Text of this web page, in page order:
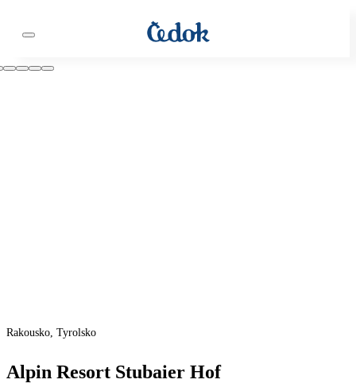
Rakousko, Tyrolsko
Alpin Resort Stubaier Hof